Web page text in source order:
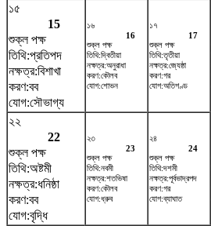
১৫
15
শুক্ল পক্ষ
তিথি:প্রতিপদ
নক্ষত্র:বিশাখা
করণ:বব
যোগ:সৌভাগ্য
১৬
16
শুক্ল পক্ষ
তিথি:দ্বিতীয়া
নক্ষত্র:অনুরাধা
করণ:কৌলব
যোগ:শোভন
১৭
17
শুক্ল পক্ষ
তিথি:তৃতীয়া
নক্ষত্র:জ্যেষ্ঠা
করণ:গর
যোগ:অতিগণ্ড
২২
22
শুক্ল পক্ষ
তিথি:অষ্টমী
নক্ষত্র:ধনিষ্ঠা
করণ:বব
যোগ:বৃদ্ধি
২৩
23
শুক্ল পক্ষ
তিথি:নবমী
নক্ষত্র:শতভিষ‌া
করণ:কৌলব
যোগ:ধ্রুব
২৪
24
শুক্ল পক্ষ
তিথি:দশমী
নক্ষত্র:পূর্বভাদ্রপদ
করণ:গর
যোগ:ব্যাঘাত